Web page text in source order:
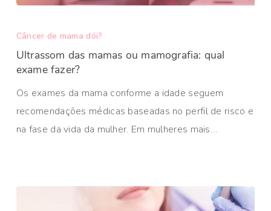
Câncer de mama dói?
Ultrassom das mamas ou mamografia: qual
exame fazer?
Os exames da mama conforme a idade seguem
recomendações médicas baseadas no perfil de risco e
na fase da vida da mulher. Em mulheres mais…